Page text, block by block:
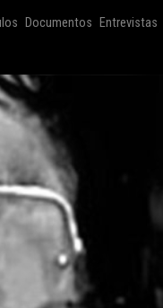
Documentos Entrevistas